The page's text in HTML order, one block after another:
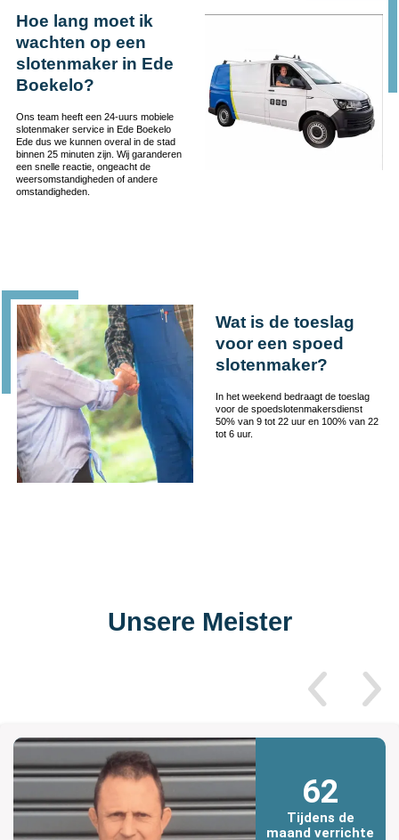
Hoe lang moet ik
wachten op een
slotenmaker in Ede
Boekelo?
Ons team heeft een 24-uurs mobiele
slotenmaker service in Ede Boekelo
Ede dus we kunnen overal in de stad
binnen 25 minuten zijn. Wij garanderen
een snelle reactie, ongeacht de
weersomstandigheden of andere
omstandigheden.
Wat is de toeslag
voor een spoed
slotenmaker?
In het weekend bedraagt de toeslag
voor de spoedslotenmakersdienst
50% van 9 tot 22 uur en 100% van 22
tot 6 uur.
Unsere Meister
62
Tijdens de
maand verrichte